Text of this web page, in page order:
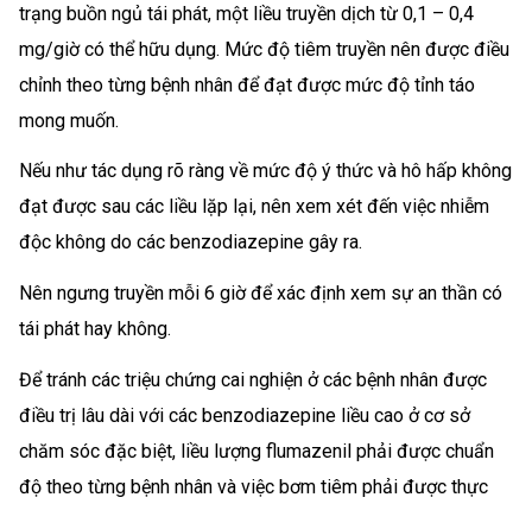
trạng buồn ngủ tái phát, một liều truyền dịch từ 0,1 – 0,4
mg/giờ có thể hữu dụng. Mức độ tiêm truyền nên được điều
chỉnh theo từng bệnh nhân để đạt được mức độ tỉnh táo
mong muốn.
Nếu như tác dụng rõ ràng về mức độ ý thức và hô hấp không
đạt được sau các liều lặp lại, nên xem xét đến việc nhiễm
độc không do các benzodiazepine gây ra.
Nên ngưng truyền mỗi 6 giờ để xác định xem sự an thần có
tái phát hay không.
Để tránh các triệu chứng cai nghiện ở các bệnh nhân được
điều trị lâu dài với các benzodiazepine liều cao ở cơ sở
chăm sóc đặc biệt, liều lượng flumazenil phải được chuẩn
độ theo từng bệnh nhân và việc bơm tiêm phải được thực